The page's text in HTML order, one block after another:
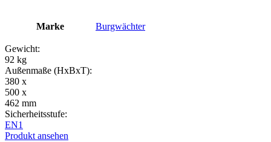
Marke Burgwächter
Gewicht:
92 kg
Außenmaße (HxBxT):
380 x
500 x
462 mm
Sicherheitsstufe:
EN1
Produkt ansehen